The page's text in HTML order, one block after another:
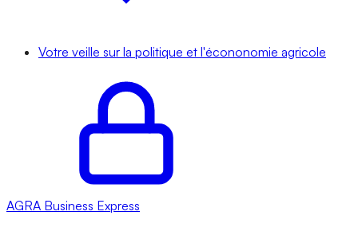
Votre veille sur la politique et l'écononomie agricole
AGRA Business Express